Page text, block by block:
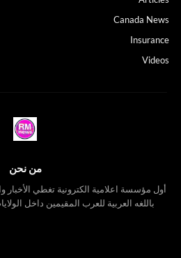
Canada News
Insurance
Videos
من نحن
أول مؤسسة اعلامية الكترونية تغطي الأخبار
باللغه العربية للعرب المقيمين داخل